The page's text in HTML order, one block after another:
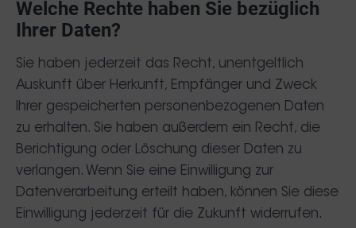
Welche Rechte haben Sie bezüglich
Ihrer Daten?
Sie haben jederzeit das Recht, unentgeltlich
Auskunft über Herkunft, Empfänger und Zweck
Ihrer gespeicherten personenbezogenen Daten
zu erhalten. Sie haben außerdem ein Recht, die
Berichtigung oder Löschung dieser Daten zu
verlangen. Wenn Sie eine Einwilligung zur
Datenverarbeitung erteilt haben, können Sie diese
Einwilligung jederzeit für die Zukunft widerrufen.